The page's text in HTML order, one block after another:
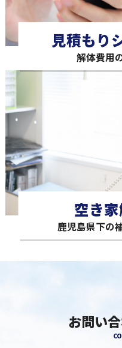
見積もり
解体費用
空き
鹿児島県下の
お問い